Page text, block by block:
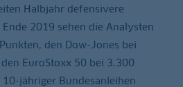
Halbjahr defensivere
2019 sehen die Analysten
den Dow-Jones bei
EuroStoxx 50 bei 3.300
10-jähriger Bundesanleihen